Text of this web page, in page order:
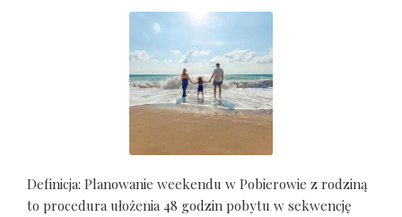
Definicja: Planowanie weekendu w Pobierowie z rodziną
to procedura ułożenia 48 godzin pobytu w sekwencję